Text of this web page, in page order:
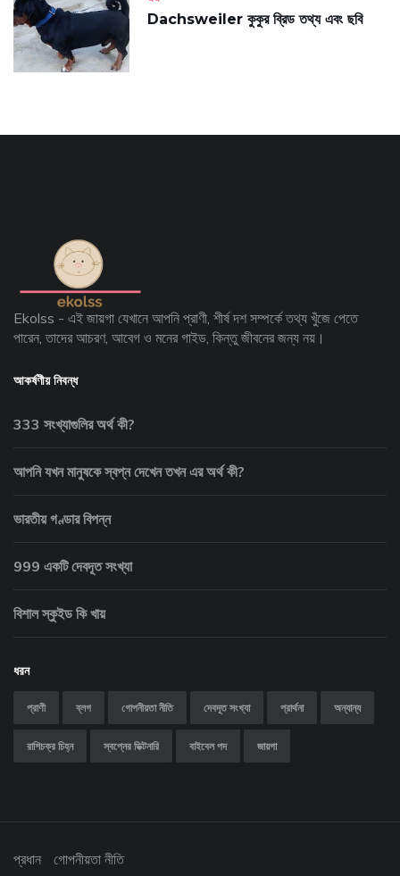
Dachsweiler কুকুর ব্রিড তথ্য এবং ছবি
Ekolss - এই জায়গা যেখানে আপনি প্রাণী, শীর্ষ দশ সম্পর্কে তথ্য খুঁজে পেতে
পারেন, তাদের আচরণ, আবেগ ও মনের গাইড, কিন্তু জীবনের জন্য নয়।
আকর্ষণীয় নিবন্ধ
333 সংখ্যাগুলির অর্থ কী?
আপনি যখন মানুষকে স্বপ্ন দেখেন তখন এর অর্থ কী?
ভারতীয় গণ্ডার বিপন্ন
999 একটি দেবদূত সংখ্যা
বিশাল স্কুইড কি খায়
ধরন
প্রাণী ব্লগ গোপনীয়তা নীতি দেবদূত সংখ্যা প্রার্থনা অন্যান্য
রাশিচক্র চিহ্ন স্বপ্নের ডিক্টনারি বাইবেল পদ জায়গা
প্রধান গোপনীয়তা নীতি